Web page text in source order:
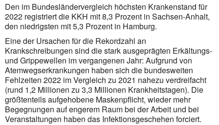
Den im Bundesländervergleich höchsten Krankenstand für
2022 registriert die KKH mit 8,3 Prozent in Sachsen-Anhalt,
den niedrigsten mit 5,3 Prozent in Hamburg.
Eine der Ursachen für die Rekordzahl an
Krankschreibungen sind die stark ausgeprägten Erkältungs-
und Grippewellen im vergangenen Jahr: Aufgrund von
Atem­wegserkrankungen haben sich die bundesweiten
Fehlzeiten 2022 im Vergleich zu 2021 nahezu verdreifacht
(rund 1,2 Millionen zu 3,3 Millionen Krankheitstagen). Die
größtenteils aufgehobene Maskenpflicht, wieder mehr
Begegnungen auf engerem Raum bei der Arbeit und bei
Veranstaltungen haben das Infektionsgeschehen forciert.